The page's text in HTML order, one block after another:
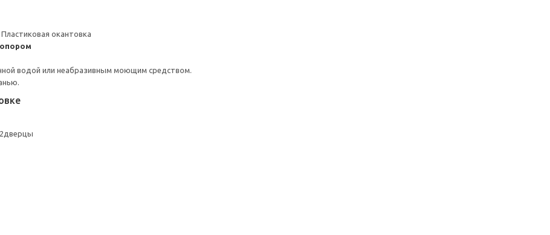
окантовка
водой или неабразивным моющим средством.